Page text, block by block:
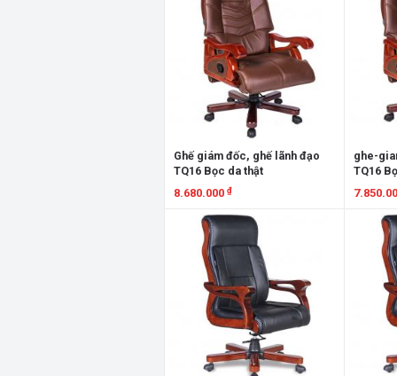
Ghế giám đốc, ghế lãnh đạo
TQ16 Bọc da thật
8.680.000 ₫
Xem chi tiết
ghe-
TQ16
Xem